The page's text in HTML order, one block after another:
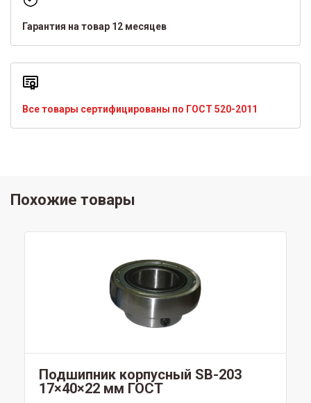
Гарантия на товар 12 месяцев
Все товары сертифицированы по ГОСТ 520-2011
Похожие товары
Подшипник корпусный SB-203
17×40×22 мм ГОСТ